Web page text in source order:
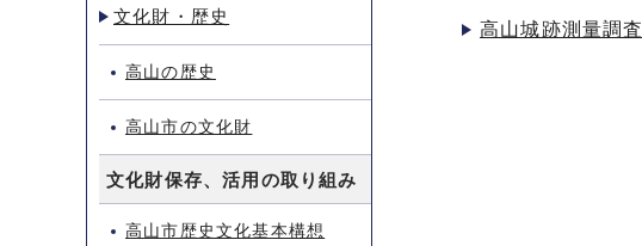
高山城跡測量調査
文化財・歴史
高山の歴史
高山市の文化財
文化財保存、活用の取り組み
高山市歴史文化基本構想